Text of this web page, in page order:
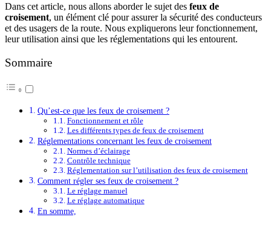
Dans cet article, nous allons aborder le sujet des feux de
croisement, un élément clé pour assurer la sécurité des conducteurs
et des usagers de la route. Nous expliquerons leur fonctionnement,
leur utilisation ainsi que les réglementations qui les entourent.
Sommaire
Qu’est-ce que les feux de croisement ?
Fonctionnement et rôle
Les différents types de feux de croisement
Réglementations concernant les feux de croisement
Normes d’éclairage
Contrôle technique
Réglementation sur l’utilisation des feux de croisement
Comment régler ses feux de croisement ?
Le réglage manuel
Le réglage automatique
En somme,